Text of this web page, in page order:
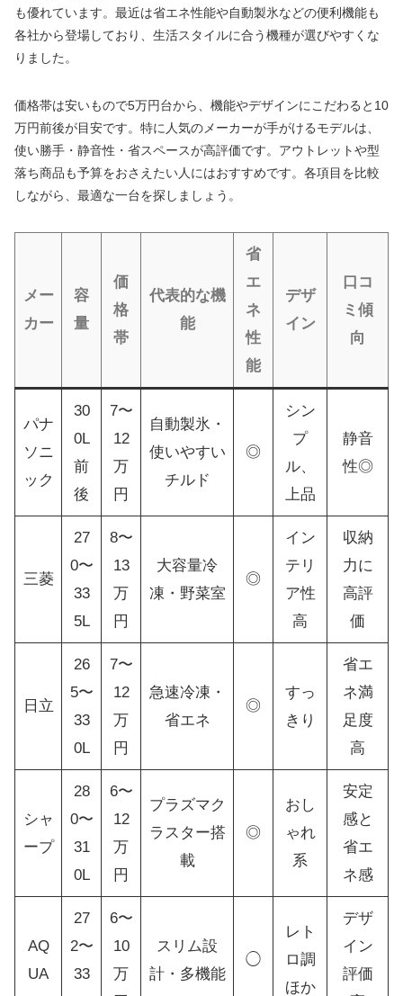
も優れています。最近は省エネ性能や自動製氷などの便利機能も
各社から登場しており、生活スタイルに合う機種が選びやすくな
りました。
価格帯は安いもので5万円台から、機能やデザインにこだわると10
万円前後が目安です。特に人気のメーカーが手がけるモデルは、
使い勝手・静音性・省スペースが高評価です。アウトレットや型
落ち商品も予算をおさえたい人にはおすすめです。各項目を比較
しながら、最適な一台を探しましょう。
メー
カー
容
量
価
格
帯
代表的な機
能
省
エ
ネ
性
能
デザ
イン
口コ
ミ傾
向
パナ
ソニ
ック
30
0L
前
後
7〜
12
万
円
自動製氷・
使いやすい
チルド
◎
シン
プ
ル、
上品
静音
性◎
三菱
27
0〜
33
5L
8〜
13
万
円
大容量冷
凍・野菜室
◎
イン
テリ
ア性
高
収納
力に
高評
価
日立
26
5〜
33
0L
7〜
12
万
円
急速冷凍・
省エネ
◎
すっ
きり
省エ
ネ満
足度
高
シャ
ープ
28
0〜
31
0L
6〜
12
万
円
プラズマク
ラスター搭
載
◎
おし
ゃれ
系
安定
感と
省エ
ネ感
AQ
UA
27
2〜
33
6〜
10
万
スリム設
計・多機能
◯
レト
ロ調
ほか
デザ
イン
評価